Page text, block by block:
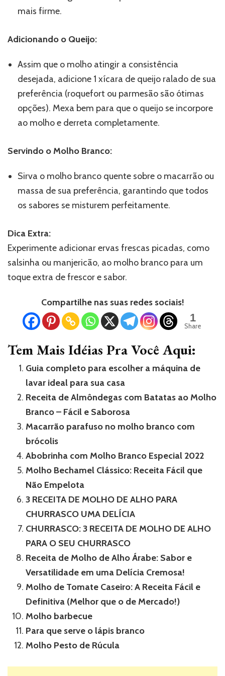
mais firme.
Adicionando o Queijo:
Assim que o molho atingir a consistência
desejada, adicione 1 xícara de queijo ralado de sua
preferência (roquefort ou parmesão são ótimas
opções). Mexa bem para que o queijo se incorpore
ao molho e derreta completamente.
Servindo o Molho Branco:
Sirva o molho branco quente sobre o macarrão ou
massa de sua preferência, garantindo que todos
os sabores se misturem perfeitamente.
Dica Extra:
Experimente adicionar ervas frescas picadas, como
salsinha ou manjericão, ao molho branco para um
toque extra de frescor e sabor.
Compartilhe nas suas redes sociais!
1
Share
Tem Mais Idéias Pra Você Aqui:
Guia completo para escolher a máquina de
lavar ideal para sua casa
Receita de Almôndegas com Batatas ao Molho
Branco – Fácil e Saborosa
Macarrão parafuso no molho branco com
brócolis
Abobrinha com Molho Branco Especial 2022
Molho Bechamel Clássico: Receita Fácil que
Não Empelota
3 RECEITA DE MOLHO DE ALHO PARA
CHURRASCO UMA DELÍCIA
CHURRASCO: 3 RECEITA DE MOLHO DE ALHO
PARA O SEU CHURRASCO
Receita de Molho de Alho Árabe: Sabor e
Versatilidade em uma Delícia Cremosa!
Molho de Tomate Caseiro: A Receita Fácil e
Definitiva (Melhor que o de Mercado!)
Molho barbecue
Para que serve o lápis branco
Molho Pesto de Rúcula